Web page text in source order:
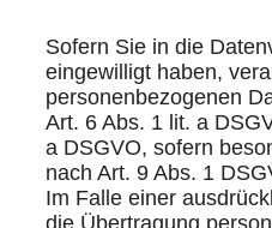
Sofern Sie in die
eingewilligt haben,
personenbezogenen
Art. 6 Abs. 1 lit. a
a DSGVO, sofern
nach Art. 9 Abs. 1
Im Falle einer